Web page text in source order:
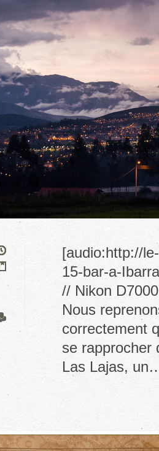
[audio:http://
15-bar-a-
// Nikon
Nous
correctement
se rapprocher
Las Lajas,